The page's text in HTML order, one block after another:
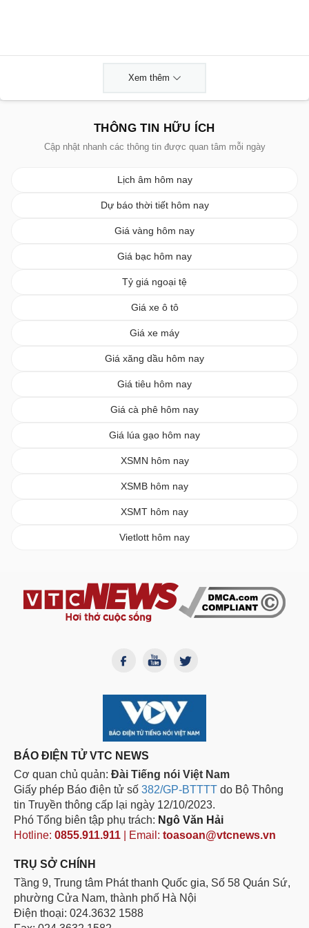
Xem thêm
THÔNG TIN HỮU ÍCH
Cập nhật nhanh các thông tin được quan tâm mỗi ngày
Lịch âm hôm nay
Dự báo thời tiết hôm nay
Giá vàng hôm nay
Giá bạc hôm nay
Tỷ giá ngoại tệ
Giá xe ô tô
Giá xe máy
Giá xăng dầu hôm nay
Giá tiêu hôm nay
Giá cà phê hôm nay
Giá lúa gạo hôm nay
XSMN hôm nay
XSMB hôm nay
XSMT hôm nay
Vietlott hôm nay
BÁO ĐIỆN TỬ VTC NEWS
Cơ quan chủ quản: Đài Tiếng nói Việt Nam
Giấy phép Báo điện tử số 382/GP-BTTTT do Bộ Thông
tin Truyền thông cấp lại ngày 12/10/2023.
Phó Tổng biên tập phụ trách: Ngô Văn Hải
Hotline: 0855.911.911 | Email: toasoan@vtcnews.vn
TRỤ SỞ CHÍNH
Tầng 9, Trung tâm Phát thanh Quốc gia, Số 58 Quán Sứ,
phường Cửa Nam, thành phố Hà Nội
Điện thoại: 024.3632 1588